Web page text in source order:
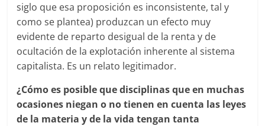
siglo que esa proposición es inconsistente, tal y
como se plantea) produzcan un efecto muy
evidente de reparto desigual de la renta y de
ocultación de la explotación inherente al sistema
capitalista. Es un relato legitimador.
¿Cómo es posible que disciplinas que en muchas
ocasiones niegan o no tienen en cuenta las leyes
de la materia y de la vida tengan tanta